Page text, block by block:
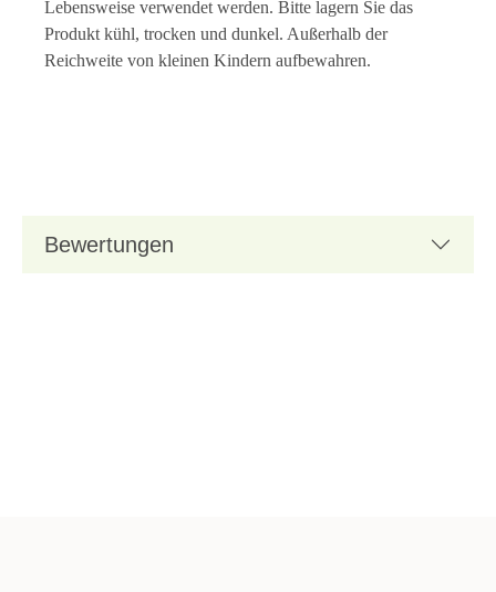
Lebensweise verwendet werden. Bitte lagern Sie das
Produkt kühl, trocken und dunkel. Außerhalb der
Reichweite von kleinen Kindern aufbewahren.
Bewertungen